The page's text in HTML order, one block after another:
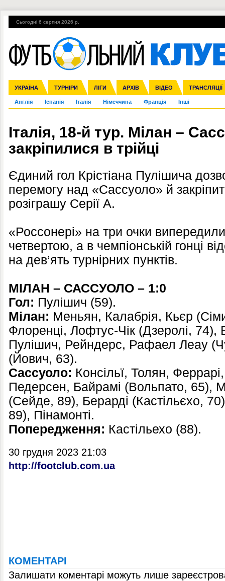
Сьогодні 6 серпня 2026 р.
УКРАЇНА ТУРНІРИ ЛІГИ АРХІВ ВІДЕО ТРАНСЛЯЦІЇ
Збірна Прем'єр-ліга Перша ліга Друга ліга Кубок України
Ліга чемпіонів Ліга Європи Міжнародні Ліга націй Ліга
Англія Іспанія Італія Німеччина Франція Інші
ЧС-2014 ЄВРО-2016 Росія Кубок конфедерацій ЧЄ-2015 (U-
Гарячі теми УПЛ, 1-й тур ВІЙНА УПЛ-ПЕРЕХОДИ
Італія, 18-й тур. Мілан –
закріпилися в трійці
Єдиний гол Крістіана Пулішича
перемогу над «Сассуоло» й
розіграшу Серії А.
«Россонері» на три очки
четвертою, а в чемпіонській гонці
на дев’ять турнірних пунктів.
МІЛАН – САССУОЛО – 1:0
Гол: Пулішич (59).
Мілан: Меньян, Калабрія, Кьєр
Флоренці, Лофтус-Чік (Дзеролі, 74),
Пулішич, Рейндерс, Рафаел Леау
(Йович, 63).
Сассуоло: Консільї, Толян,
Педерсен, Байрамі (Вольпато, 65),
(Сейде, 89), Берарді (Кастільєхо,
89), Пінамонті.
Попередження: Кастільехо (88).
30 грудня 2023 21:03
http://footclub.com.ua
КОМЕНТАРІ
Залишати коментарі можуть лише